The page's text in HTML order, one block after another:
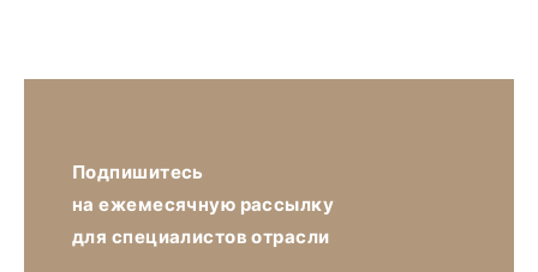
Подпишитесь
на ежемесячную рассылку
для специалистов отрасли